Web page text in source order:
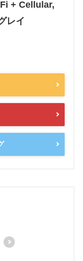
+ Cellular,
レイ